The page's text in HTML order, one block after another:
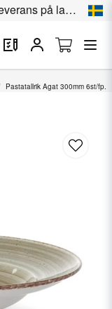
på lagervara
Pastatallrik Agat 300mm 6st/fp.